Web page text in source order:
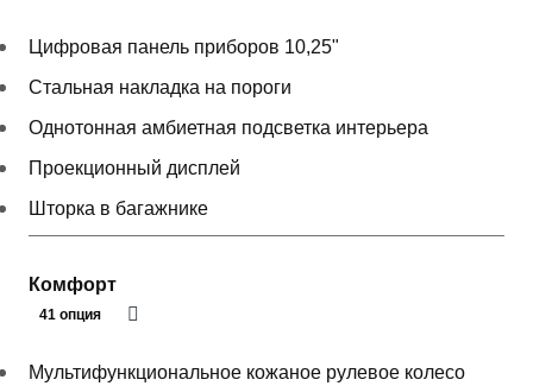
Цифровая панель приборов 10,25"
Стальная накладка на пороги
Однотонная амбиетная подсветка интерьера
Проекционный дисплей
Шторка в багажнике
Комфорт
41 опция
Мультифункциональное кожаное рулевое колесо